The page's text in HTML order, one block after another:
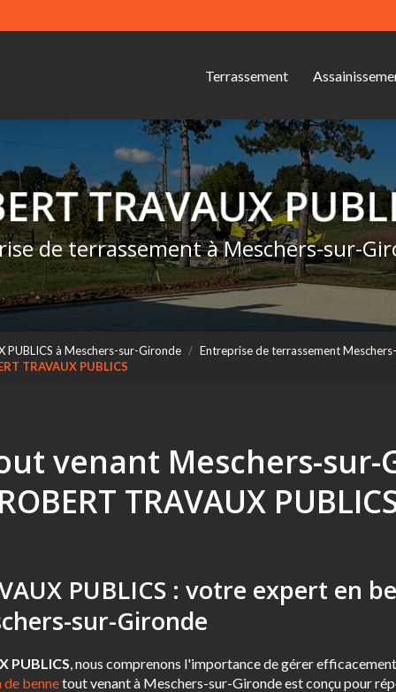
Terrassement
de terrassement à Meschers-sur-
PUBLICS à Meschers-sur-Gironde
Entreprise de terrassement
TRAVAUX PUBLICS
venant Meschers-sur-
TRAVAUX
PUBLICS : votre expert en
sur-Gironde
PUBLICS, nous comprenons l'importance de gérer
bennetout venant à Meschers-sur-Gironde est conçu pour